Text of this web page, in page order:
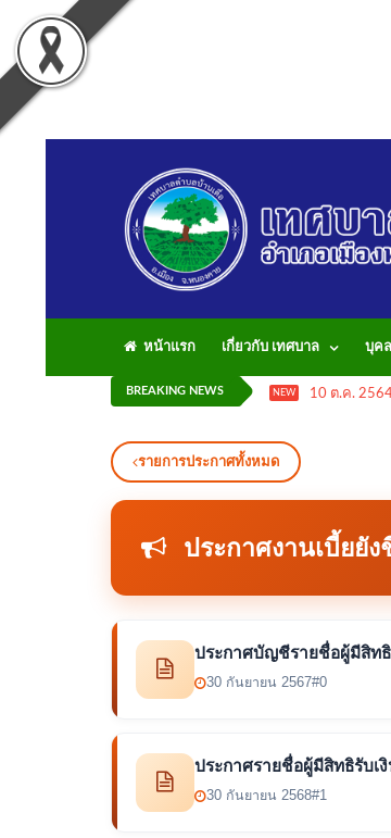
หน้าแรก เกี่ยวกับ เทศบาล บุค
BREAKING NEWS NEW 10 ต.ค.
รายการประกาศทั้งหมด
ประกาศงานเบี้ยยั
ประกาศบัญชีรายชื่อผู้มีสิท
30 กันยายน 2567#0
ประกาศรายชื่อผู้มีสิทธิรับเ
30 กันยายน 2568#1